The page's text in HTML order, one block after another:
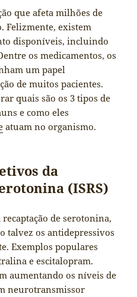
que afeta milhões de
Felizmente, existem
disponíveis, incluindo
os medicamentos, os
um papel
de muitos pacientes.
quais são os 3 tipos de
e como eles
atuam no organismo.
da
(ISRS)
de serotonina,
talvez os antidepressivos
Exemplos populares
e escitalopram.
aumentando os níveis de
neurotransmissor